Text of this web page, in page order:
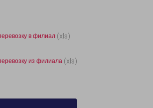
в филиал (xls)
из филиала (xls)